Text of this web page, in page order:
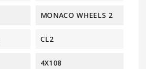
MONACO WHEELS 2
CL2
4X108